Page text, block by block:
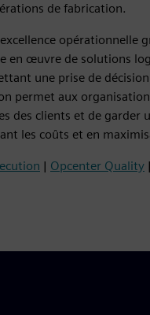
de fabrication.
opérationnelle
en œuvre de solutions
une prise de
permet aux
des clients et de
les coûts et en
| Opcenter Quality |